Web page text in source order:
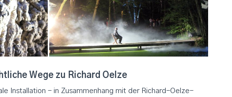
Wege zu Richard Oelze
Installation - in Zusammenhang mit der Richard-Oelze-